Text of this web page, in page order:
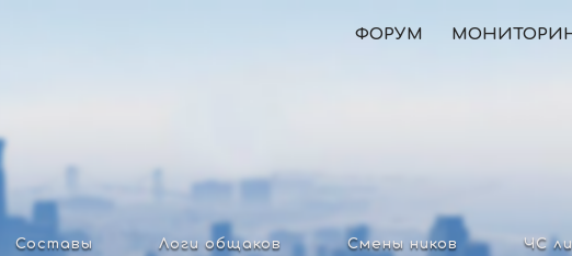
ФОРУМ
Составы Логи общаков Смены ников ЧС